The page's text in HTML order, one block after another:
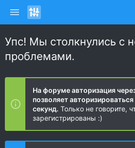
Упс! Мы столкнулись с
проблемами.
На форуме авторизация
позволяет авторизироваться
секунд. Только не говорите,
зарегистрированы :)